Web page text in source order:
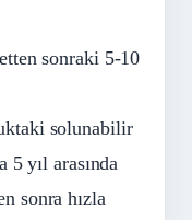
sonraki 5-10
solunabilir
yıl arasında
sonra hızla